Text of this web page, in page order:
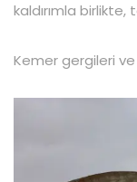
kaldırımla
Kemer gergileri